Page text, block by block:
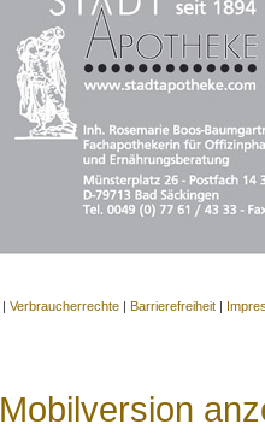
| Verbraucherrechte | Barrierefreiheit |
Mobilversion